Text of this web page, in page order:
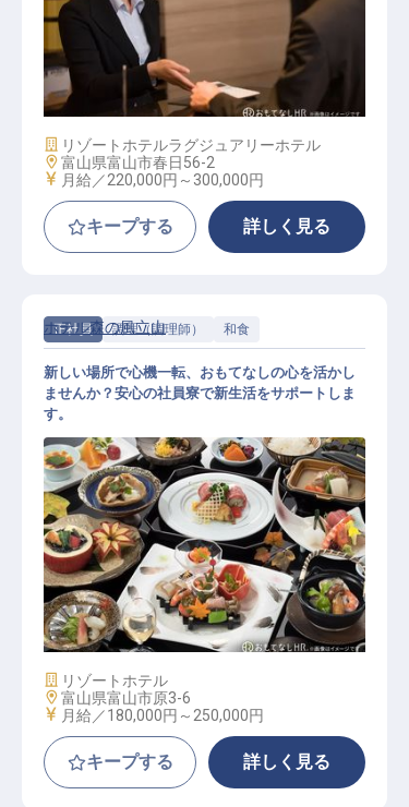
レストラン・フロントサービス業務
全般
施設業態
リゾートホテルラグジュアリーホテル
勤務地
富山県富山市春日56-2
給与
月給／220,000円～ 300,000円
キープする 詳しく見る
正社員 調理（調理師） 和食
調理【ホテル森の風・立山】
ホテル森の風立山
新しい場所で心機一転、おもてなしの心を活かし
ませんか？安心の社員寮で新生活をサポートしま
す。
施設業態
リゾートホテル
勤務地
富山県富山市原3-6
給与
月給／180,000円～ 250,000円
キープする 詳しく見る